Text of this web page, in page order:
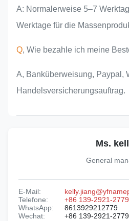
A: Normalerweise 5–7
Werktage für die
Q, Wie bezahle ich meine
A, Banküberweisung, Paypal,
Handelsversicherungsauftrag.
Ms.
General
E-Mail:
Telefone:
+86 139-2921-2779
WhatsApp:
8613929212779
Wechat:
+86 139-2921-2779